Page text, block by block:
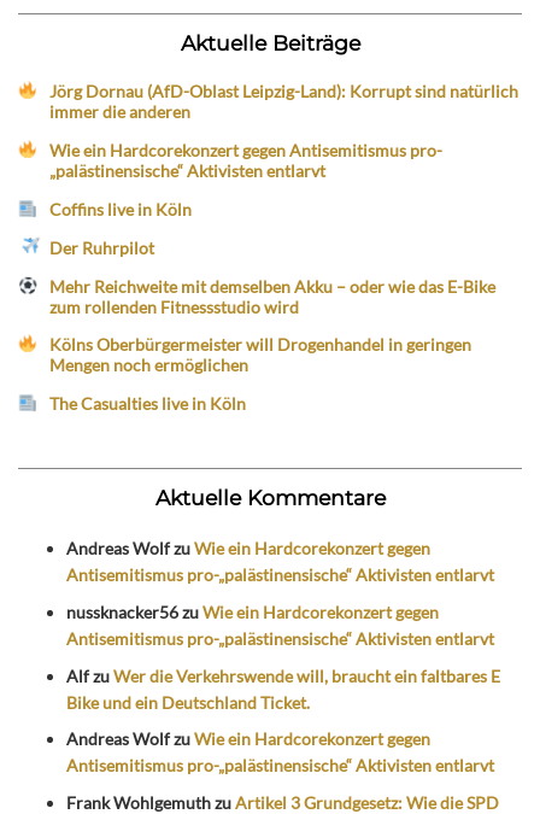
Aktuelle Beiträge
Jörg Dornau (AfD-Oblast Leipzig-Land): Korrupt sind natürlich
immer die anderen
Wie ein Hardcorekonzert gegen Antisemitismus pro-
„palästinensische“ Aktivisten entlarvt
Coffins live in Köln
Der Ruhrpilot
Mehr Reichweite mit demselben Akku – oder wie das E-Bike
zum rollenden Fitnessstudio wird
Kölns Oberbürgermeister will Drogenhandel in geringen
Mengen noch ermöglichen
The Casualties live in Köln
Aktuelle Kommentare
Andreas WolfzuWie ein Hardcorekonzert gegen
Antisemitismus pro-„palästinensische“ Aktivisten entlarvt
nussknacker56zuWie ein Hardcorekonzert gegen
Antisemitismus pro-„palästinensische“ Aktivisten entlarvt
AlfzuWer die Verkehrswende will, braucht ein faltbares E
Bike und ein Deutschland Ticket.
Andreas WolfzuWie ein Hardcorekonzert gegen
Antisemitismus pro-„palästinensische“ Aktivisten entlarvt
Frank WohlgemuthzuArtikel 3 Grundgesetz: Wie die SPD